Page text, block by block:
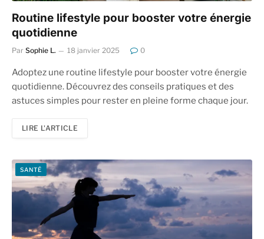
Routine lifestyle pour booster votre énergie
quotidienne
Par Sophie L. 18 janvier 2025 0
Adoptez une routine lifestyle pour booster votre énergie
quotidienne. Découvrez des conseils pratiques et des
astuces simples pour rester en pleine forme chaque jour.
LIRE L'ARTICLE
SANTÉ